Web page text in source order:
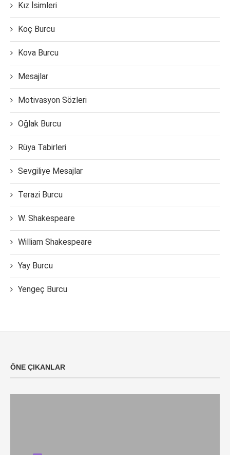
Kız İsimleri
Koç Burcu
Kova Burcu
Mesajlar
Motivasyon Sözleri
Oğlak Burcu
Rüya Tabirleri
Sevgiliye Mesajlar
Terazi Burcu
W. Shakespeare
William Shakespeare
Yay Burcu
Yengeç Burcu
ÖNE ÇIKANLAR